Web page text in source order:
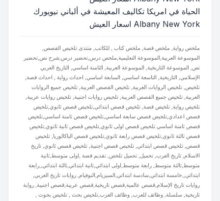
الحياة في امريكا تكاليف المعيشة في ألباني نيويورك
Albany New York اسعار العيش
ملخص رواية, ملخص قصة, ملخص كتاب , للكاتب, منتدى تلخيص القصص,
الموسوعة العربية,الموسوعة التعليمية,ملخص درس,تحضير درس,شرح نص,تحضير
نص, الموسوعة التاريخية, الموسوعة العربية, الثامنة اساسي, التاريخ العربي
الإسلامي, التاريخية, التاسعة اساسي, السابعة اساسي, احداث رواية , احداث قصة,
تلخيص, تلخيص الروايات العربية, تلخيص القصص العربية, تلخيص جميع الروايات
العربية, تلخيص جميع القصص العربية, تلخيص روايات اجنبية, تلخيص روايات عربية,
تلخيص رواية, تلخيص قصة, تلخيص قصص ابتدائي,تلخيص قصص ثانوي,تلخيص
قصص اعدادي,تلخيض قصص سابعة اساسي,تلخيص قصص ثامنة اساسي,تلخيص
قصص ثامنة اساسي.تلخيص قصص اولى ثانوي,تلخيص قصص ثانية ثانوي,تلخيص
قصص ثالثة ثانوي,تلخيص قصص رابعة ثانوي,تلخيص قصص الباكالوريا, تلخيص
قصص, تلخيص قصص ابتدائي, تلخيص قصص اجنبية, تلخيص قصص ثانوي, تاريخ
الاسلام, تاريخ العرب, تحميل, تحميل تلخص, تقديم قصة ,اولى متوسط,ثانية
متوسط,ثالثة متوسط, رابعة متوسط,اولى ابتدائي,ثانية ابتدائي,ثالثة ابتدائي,,رابعة
ابتدائي,,خامسة ابتدائي,سادسة ابتدائي,السيزيام,النوفيام, روايات تاريخ العربي,
روايات تاريخ الإسلام,قصص عالمية,قصص تاريخية,قصص عربية,قصص اجنبية, رواية
تاريخية, سلسلة, وظائف للعرب, وظائف العرب,تلخيص بحث , تلخيص بحوث ,